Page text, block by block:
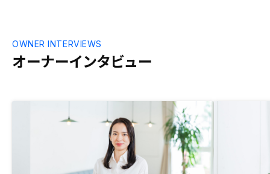
オーナーインタビュー
OWNER INTERVIEWS